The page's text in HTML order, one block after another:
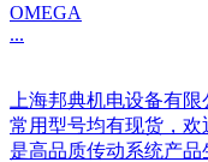
OMEGA
...
上海邦典机电设备有
常用型号均有现货，
是高品质传动系统产